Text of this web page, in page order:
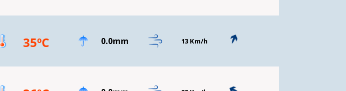
35ºC 0.0mm 13 Km/h